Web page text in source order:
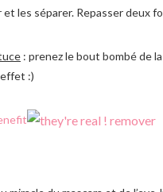
les séparer. Repasser deux
: prenez le bout bombé de
:)